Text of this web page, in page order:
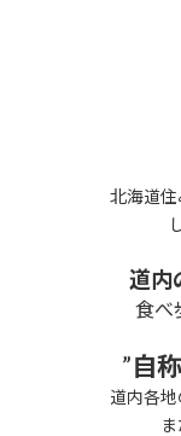
北海道住
道内
食べ
”自
道内各